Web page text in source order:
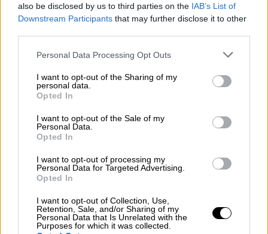
also be disclosed by us to third parties on the IAB’s List of
Downstream Participants that may further disclose it to other
Please note that this website/app uses one or more Google
not limited to your visit or usage behaviour. You may click to
grant or deny consent to Google and its third-party tags to
use your data for below specified purposes in below Google
consent section.
Personal Data Processing Opt Outs
I want to opt-out of the Sharing of my
personal data.
Opted In
I want to opt-out of the Sale of my
Personal Data.
Opted In
I want to opt-out of processing my
Personal Data for Targeted Advertising.
Opted In
I want to opt-out of Collection, Use,
Retention, Sale, and/or Sharing of my
Personal Data that Is Unrelated with the
Purposes for which it was collected.
Συγκεκριμένα, όπως αναφέρει το
TGRT
το σχέδιο επίθεσης και το μανιφέστο
του 18χρονου δράστη, όπως έγινε γνωστό
την Τρίτη (13/8), περιελάμβανε πολλές
https://twitter.com/PopularFront_/status/182
«Κάνω ένα ντους και πάω να
επιτεθώ»
δράστηςμαχαίρωσε πολίτες που κάθονταν